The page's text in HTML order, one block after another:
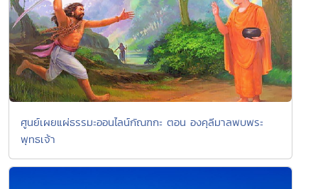
ศูนย์เผยแผ่ธรรมะออนไลน์กัณฑกะ ตอน องคุลีมาลพบพระ
พุทธเจ้า